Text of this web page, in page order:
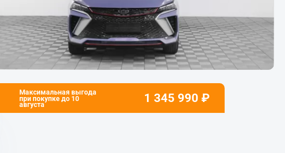
Максимальная выгода
при покупке до 10
августа 1 345 990 ₽